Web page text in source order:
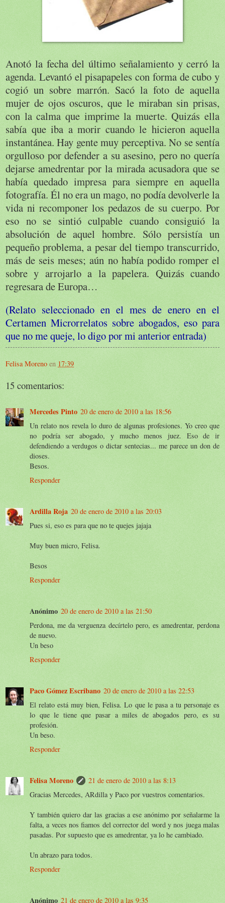
Anotó la fecha del último señalamiento y cerró la
agenda. Levantó el pisapapeles con forma de cubo y
cogió un sobre marrón. Sacó la foto de aquella
mujer de ojos oscuros, que le miraban sin prisas,
con la calma que imprime la muerte. Quizás ella
sabía que iba a morir cuando le hicieron aquella
instantánea. Hay gente muy perceptiva. No se sentía
orgulloso por defender a su asesino, pero no quería
dejarse amedrentar por la mirada acusadora que se
había quedado impresa para siempre en aquella
fotografía. Él no era un mago, no podía devolverle la
vida ni recomponer los pedazos de su cuerpo. Por
eso no se sintió culpable cuando consiguió la
absolución de aquel hombre. Sólo persistía un
pequeño problema, a pesar del tiempo transcurrido,
más de seis meses; aún no había podido romper el
sobre y arrojarlo a la papelera. Quizás cuando
regresara de Europa…
(Relato seleccionado en el mes de enero en el
Certamen Microrrelatos sobre abogados, eso para
que no me queje, lo digo por mi anterior entrada)
Felisa Moreno en 17:39
15 comentarios:
Mercedes Pinto 20 de enero de 2010 a las 18:56
Un relato nos revela lo duro de algunas profesiones. Yo creo que
no podría ser abogado, y mucho menos juez. Eso de ir
defendiendo a verdugos o dictar sentecias... me parece un don de
dioses.
Besos.
Responder
Ardilla Roja 20 de enero de 2010 a las 20:03
Pues si, eso es para que no te quejes jajaja
Muy buen micro, Felisa.
Besos
Responder
Anónimo 20 de enero de 2010 a las 21:50
Perdona, me da verguenza decírtelo pero, es amedrentar, perdona
de nuevo.
Un beso
Responder
Paco Gómez Escribano 20 de enero de 2010 a las 22:53
El relato está muy bien, Felisa. Lo que le pasa a tu personaje es
lo que le tiene que pasar a miles de abogados pero, es su
profesión.
Un beso.
Responder
Felisa Moreno
21 de enero de 2010 a las 8:13
Gracias Mercedes, ARdilla y Paco por vuestros comentarios.
Y también quiero dar las gracias a ese anónimo por señalarme la
falta, a veces nos fiamos del corrector del word y nos juega malas
pasadas. Por supuesto que es amedrentar, ya lo he cambiado.
Un abrazo para todos.
Responder
Anónimo 21 de enero de 2010 a las 9:35